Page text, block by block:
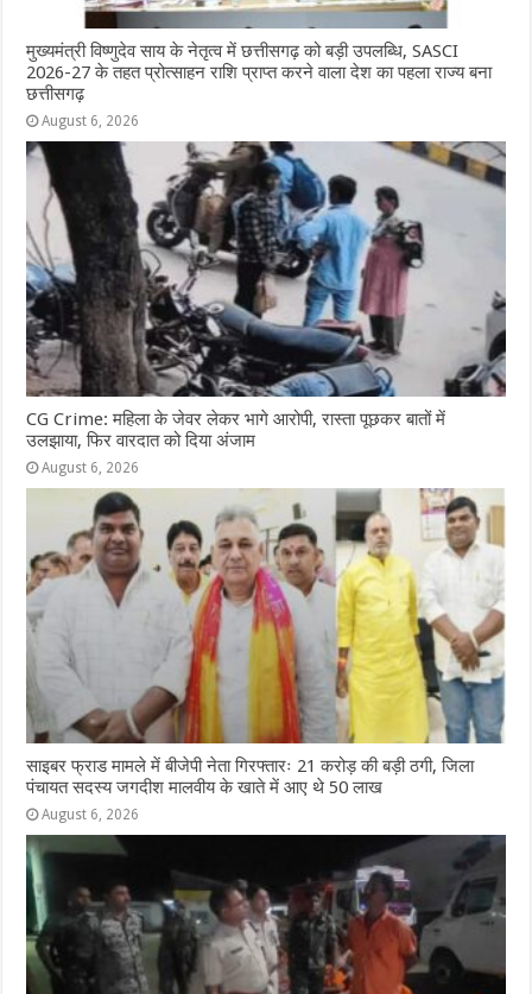
मुख्यमंत्री विष्णुदेव साय के नेतृत्व में छत्तीसगढ़ को बड़ी उपलब्धि, SASCI
2026-27 के तहत प्रोत्साहन राशि प्राप्त करने वाला देश का पहला राज्य बना
छत्तीसगढ़
August 6, 2026
CG Crime: महिला के जेवर लेकर भागे आरोपी, रास्ता पूछकर बातों में
उलझाया, फिर वारदात को दिया अंजाम
August 6, 2026
साइबर फ्राड मामले में बीजेपी नेता गिरफ्तारः 21 करोड़ की बड़ी ठगी, जिला
पंचायत सदस्य जगदीश मालवीय के खाते में आए थे 50 लाख
August 6, 2026